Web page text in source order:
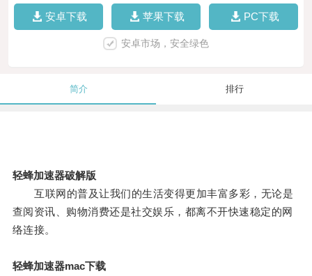
安卓下载 苹果下载 PC下载
安卓市场，安全绿色
简介 排行
轻蜂加速器破解版
互联网的普及让我们的生活变得更加丰富多彩，无论是
查阅资讯、购物消费还是社交娱乐，都离不开快速稳定的网
络连接。
轻蜂加速器mac下载